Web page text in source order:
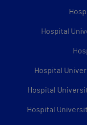
Hospital
Hospital
Hospital
Hospital